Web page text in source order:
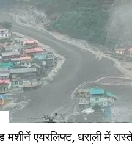
मशीनें एयरलिफ्ट, धराली में